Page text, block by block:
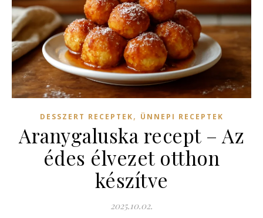
DESSZERT RECEPTEK, ÜNNEPI RECEPTEK
Aranygaluska recept – Az
édes élvezet otthon
készítve
2025.10.02.